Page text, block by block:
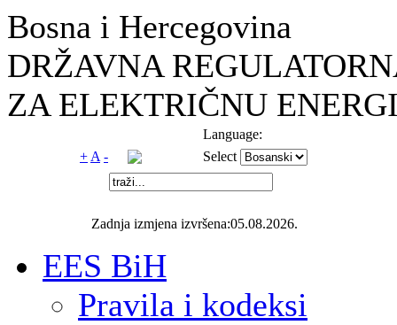
Bosna i Hercegovina
DRŽAVNA
ZA ELEKTRIČNU
Language:
+ A - Select
Zadnja izmjena izvršena:05.08.2026.
EES BiH
Pravila i kodeksi